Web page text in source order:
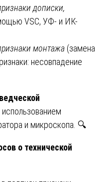
дописки,
VSC, УФ- и ИК-
монтажа (замена
несовпадение
и микроскопа. 🔍
о технической